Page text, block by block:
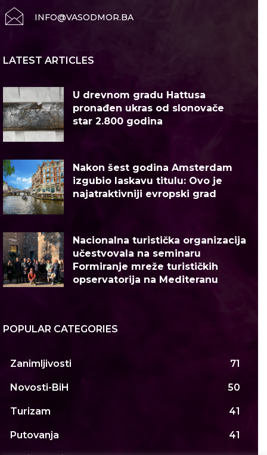
INFO@VASODMOR.BA
LATEST ARTICLES
U drevnom gradu Hattusa
pronađen ukras od slonovače
star 2.800 godina
Nakon šest godina Amsterdam
izgubio laskavu titulu: Ovo je
najatraktivniji evropski grad
Nacionalna turistička organizacija
učestvovala na seminaru
Formiranje mreže turističkih
opservatorija na Mediteranu
POPULAR CATEGORIES
Zanimljivosti 71
Novosti-BiH 50
Turizam 41
Putovanja 41